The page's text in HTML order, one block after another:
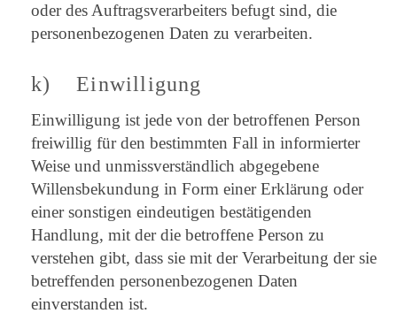
oder des Auftragsverarbeiters befugt sind, die
personenbezogenen Daten zu verarbeiten.
k) Einwilligung
Einwilligung ist jede von der betroffenen Person
freiwillig für den bestimmten Fall in informierter
Weise und unmissverständlich abgegebene
Willensbekundung in Form einer Erklärung oder
einer sonstigen eindeutigen bestätigenden
Handlung, mit der die betroffene Person zu
verstehen gibt, dass sie mit der Verarbeitung der sie
betreffenden personenbezogenen Daten
einverstanden ist.